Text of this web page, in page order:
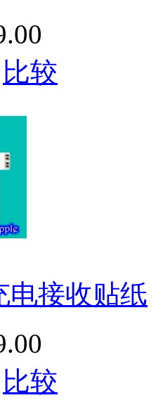
比较
电接收贴纸
比较